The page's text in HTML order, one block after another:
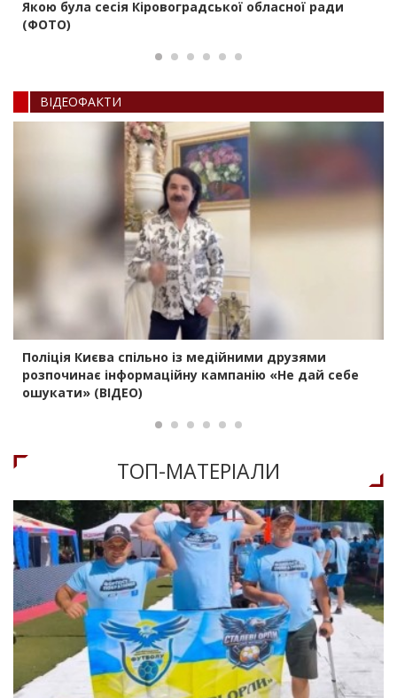
Якою була сесія Кіровоградської обласної ради
(ФОТО)
ВIДЕОФАКТИ
Поліція Києва спільно із медійними друзями
розпочинає інформаційну кампанію «Не дай себе
ошукати» (ВІДЕО)
ТОП-МАТЕРIАЛИ